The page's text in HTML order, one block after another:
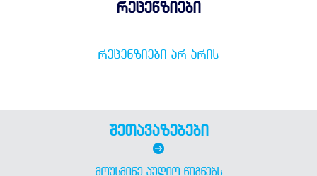
რეცენზიები
ᲠᲔᲪᲔᲜᲖᲘᲔᲑᲘ ᲐᲠ ᲐᲠᲘᲡ
შეთავაზებები
ᲛᲝᲣᲡᲛᲘᲜᲔ ᲐᲣᲓᲘᲝ ᲬᲘᲒᲜᲔᲑᲡ